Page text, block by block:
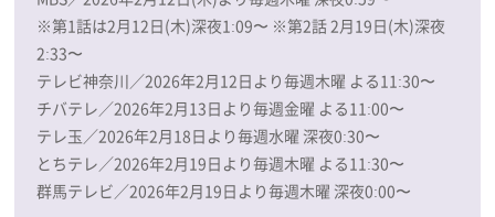
※第1話は2月12日(木)深夜1:09〜 ※第2話 2月19日(木)深夜
2:33〜
テレビ神奈川／2026年2月12日より毎週木曜 よる11:30〜
チバテレ／2026年2月13日より毎週金曜 よる11:00〜
テレ玉／2026年2月18日より毎週水曜 深夜0:30〜
とちテレ／2026年2月19日より毎週木曜 よる11:30〜
群馬テレビ／2026年2月19日より毎週木曜 深夜0:00〜